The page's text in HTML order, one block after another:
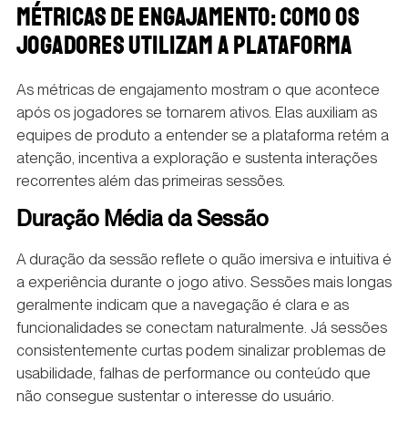
MÉTRICAS DE ENGAJAMENTO: COMO OS
JOGADORES UTILIZAM A PLATAFORMA
As métricas de engajamento mostram o que acontece
após os jogadores se tornarem ativos. Elas auxiliam as
equipes de produto a entender se a plataforma retém a
atenção, incentiva a exploração e sustenta interações
recorrentes além das primeiras sessões.
Duração Média da Sessão
A duração da sessão reflete o quão imersiva e intuitiva é
a experiência durante o jogo ativo. Sessões mais longas
geralmente indicam que a navegação é clara e as
funcionalidades se conectam naturalmente. Já sessões
consistentemente curtas podem sinalizar problemas de
usabilidade, falhas de performance ou conteúdo que
não consegue sustentar o interesse do usuário.